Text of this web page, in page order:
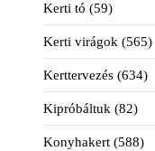
Kerti tó (59)
Kerti virágok (565)
Kerttervezés (634)
Kipróbáltuk (82)
Konyhakert (588)